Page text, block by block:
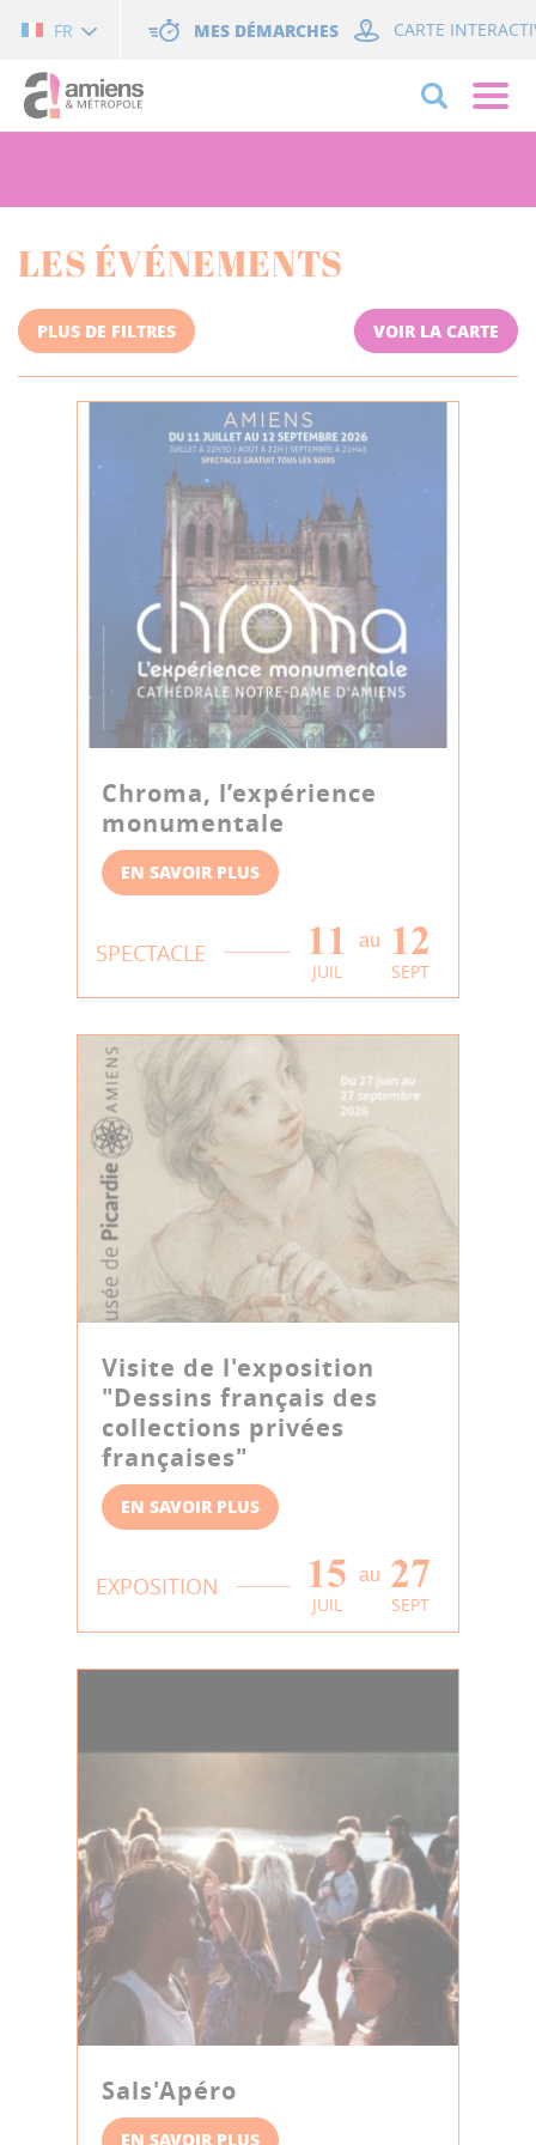
FR MES DÉMARCHES CARTE
LES ÉVÉNEMENTS
PLUS DE FILTRES VOIR LA CARTE
Chroma, l’expérience
monumentale
EN SAVOIR PLUS
SPECTACLE 11
JUIL
au 12
SEPT
Visite de l'exposition
"Dessins français des
collections privées
françaises"
EN SAVOIR PLUS
EXPOSITION 15
JUIL
au 27
SEPT
Sals'Apéro
EN SAVOIR PLUS